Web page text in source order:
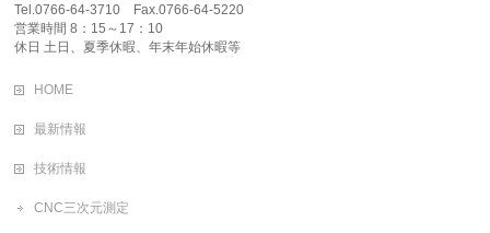
Tel.0766-64-3710 Fax.0766-64-5220
営業時間 8：15～17：10
休日 土日、夏季休暇、年末年始休暇等
HOME
最新情報
技術情報
CNC三次元測定